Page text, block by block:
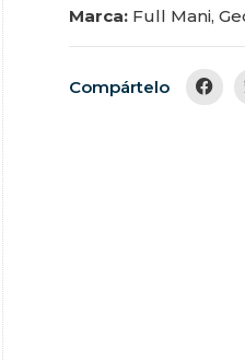
Marca: Full Mani,
Compártelo